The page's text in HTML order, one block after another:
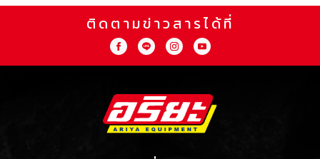
ติดตามข่าวสารได้ที่